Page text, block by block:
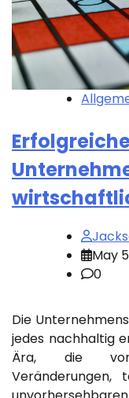
May
0
Die
jedes nachhaltig
Ära, die von
Veränderungen,